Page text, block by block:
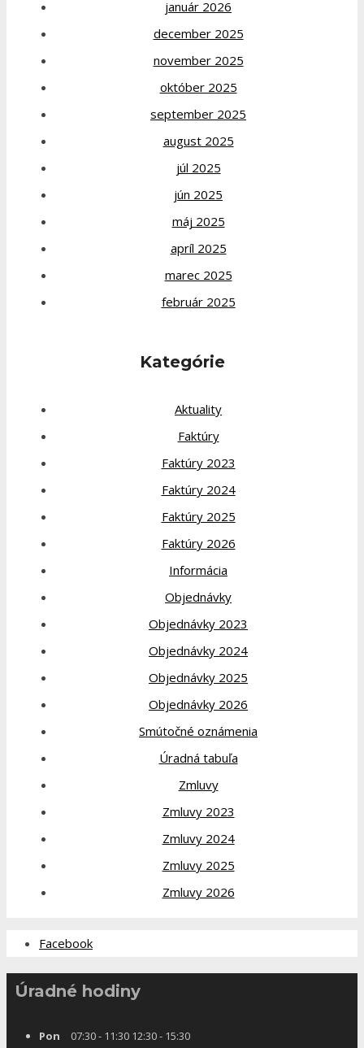
január 2026
december 2025
november 2025
október 2025
september 2025
august 2025
júl 2025
jún 2025
máj 2025
apríl 2025
marec 2025
február 2025
Kategórie
Aktuality
Faktúry
Faktúry 2023
Faktúry 2024
Faktúry 2025
Faktúry 2026
Informácia
Objednávky
Objednávky 2023
Objednávky 2024
Objednávky 2025
Objednávky 2026
Smútočné oznámenia
Úradná tabuľa
Zmluvy
Zmluvy 2023
Zmluvy 2024
Zmluvy 2025
Zmluvy 2026
Facebook
Úradné hodiny
Pon 07:30 - 11:30 12:30 - 15:30